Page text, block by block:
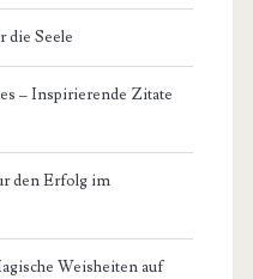
die Seele
– Inspirierende Zitate
den Erfolg im
Weisheiten auf